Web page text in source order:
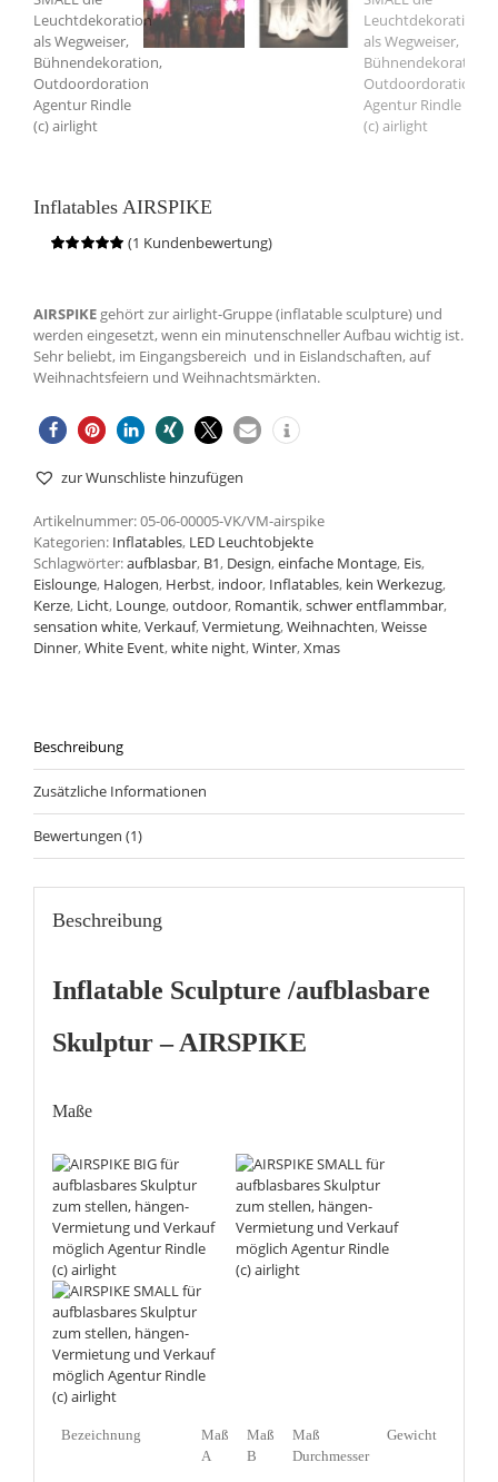
Inflatables AIRSPIKE
auf
Kundenbewertung
(1 Kundenbewertung)
AIRSPIKE gehört zur airlight-Gruppe (inflatable sculpture) und
werden eingesetzt, wenn ein minutenschneller Aufbau wichtig ist.
Sehr beliebt, im Eingangsbereich und in Eislandschaften, auf
Weihnachtsfeiern und Weihnachtsmärkten.
zur Wunschliste hinzufügen
Artikelnummer:05-06-00005-VK/VM-airspike
Kategorien: Inflatables, LED Leuchtobjekte
Schlagwörter:aufblasbar, B1, Design,einfache Montage, Eis,
Eislounge, Halogen, Herbst, indoor, Inflatables, kein Werkezug,
Kerze, Licht, Lounge,outdoor, Romantik,schwer entflammbar,
sensation white,Verkauf,Vermietung,Weihnachten,Weisse
Dinner,White Event,white night,Winter,Xmas
Beschreibung
Zusätzliche Informationen
Bewertungen (1)
Beschreibung
Inflatable Sculpture /aufblasbare
Skulptur – AIRSPIKE
Maße
Bezeichnung
Maß
A
Maß
B
Maß
Durchmesser
Gewicht